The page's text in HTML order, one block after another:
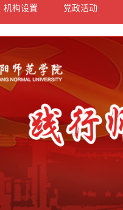
机构设置 党政活动